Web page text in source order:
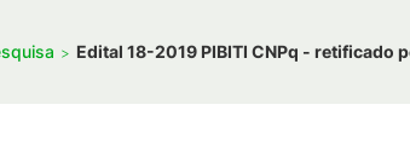
Edital 18-2019 PIBITI CNPq - retificado